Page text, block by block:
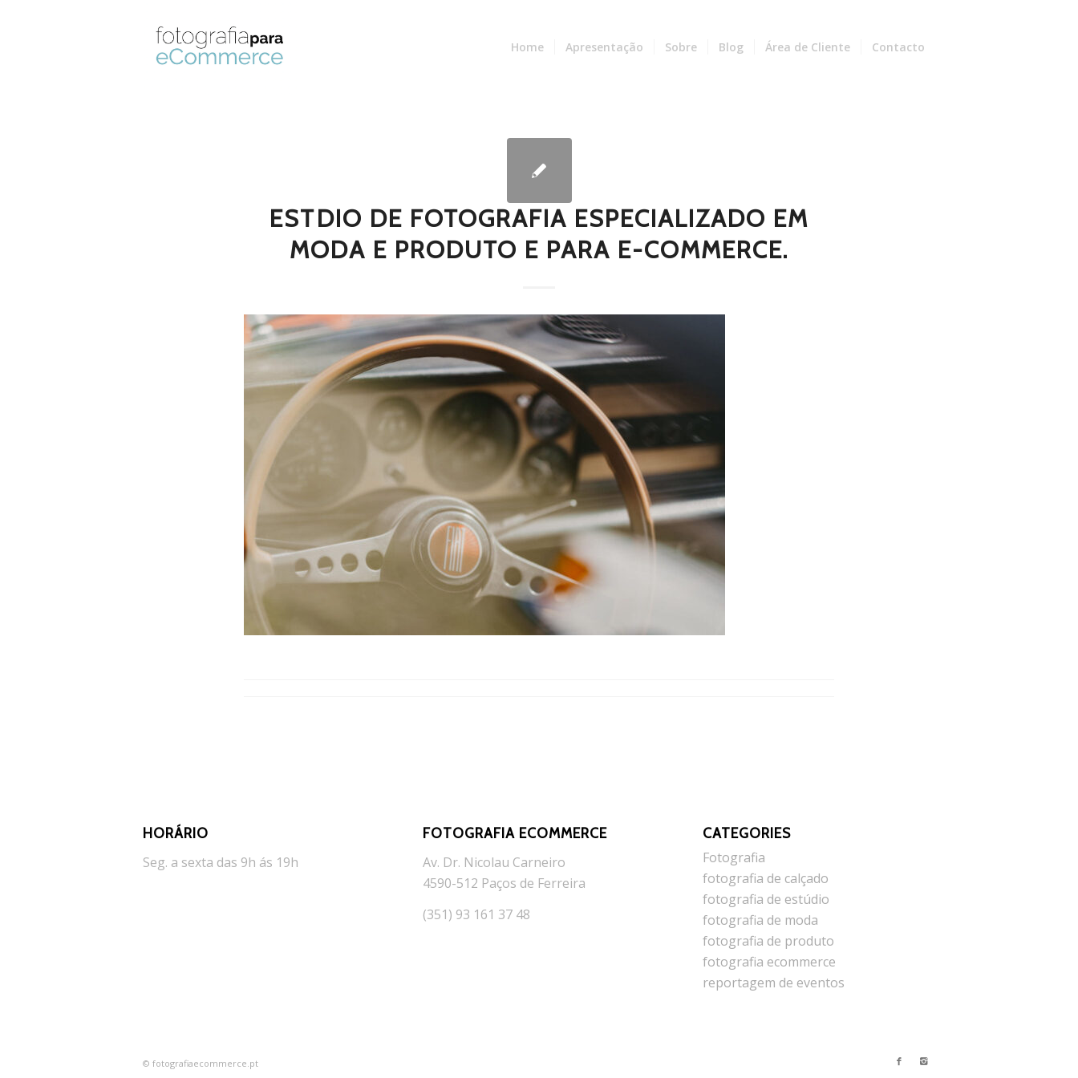
Home Apresentação Sobre Blog Área de Cliente Contacto
ESTDIO DE FOTOGRAFIA ESPECIALIZADO EM
MODA E PRODUTO E PARA E-COMMERCE.
HORÁRIO
Seg. a sexta das 9h ás 19h
FOTOGRAFIA ECOMMERCE
Av. Dr. Nicolau Carneiro
4590-512 Paços de Ferreira
(351) 93 161 37 48
CATEGORIES
Fotografia
fotografia de calçado
fotografia de estúdio
fotografia de moda
fotografia de produto
fotografia ecommerce
reportagem de eventos
© fotografiaecommerce.pt